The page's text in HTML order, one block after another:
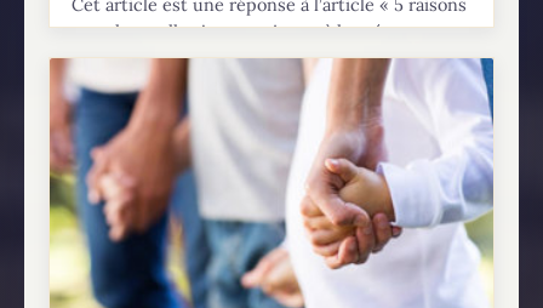
Cet article est une réponse à l’article « 5 raisons
pour lesquelles je ne crois pas à la présence
réelle dans l’Eucharistie » de Guillaume Bourin,
publié sur son blogue...